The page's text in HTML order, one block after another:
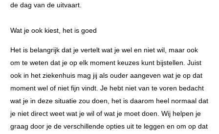
de dag van de uitvaart.
Wat je ook kiest, het is goed
Het is belangrijk dat je vertelt wat je wel en niet wil, maar ook
om te weten dat je op elk moment keuzes kunt bijstellen. Juist
ook in het ziekenhuis mag jij als ouder aangeven wat je op dat
moment wel of niet fijn vindt. Je hebt niet van te voren bedacht
wat je in deze situatie zou doen, het is daarom heel normaal dat
je niet direct weet wat je wil of wat je moet doen. Wij helpen je
graag door je de verschillende opties uit te leggen en om op dat